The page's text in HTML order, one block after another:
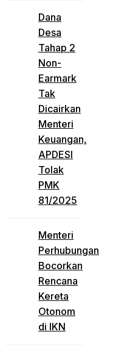
Dana
Desa
Tahap 2
Non-
Earmark
Tak
Dicairkan
Menteri
Keuangan,
APDESI
Tolak
PMK
81/2025
Menteri
Perhubungan
Bocorkan
Rencana
Kereta
Otonom
di IKN